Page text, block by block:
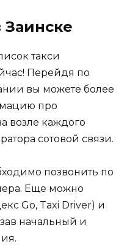
Заинске
такси
Перейдя по
вы можете более
про
возле каждого
сотовой связи.
позвонить по
Еще можно
Go, Taxi Driver) и
начальный и